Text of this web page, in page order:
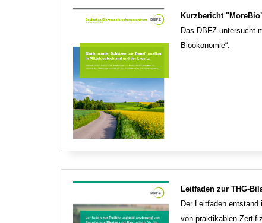
Kurzbericht
Das DBFZ untersucht
Bioökonomie“.
Leitfaden zur THG-
Der Leitfaden
von praktikablen